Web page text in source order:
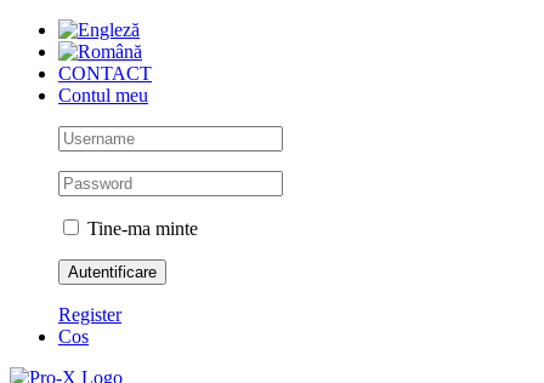
Skip
contentCONTACT
Contul meu
Tine-ma minte
Register
Cos